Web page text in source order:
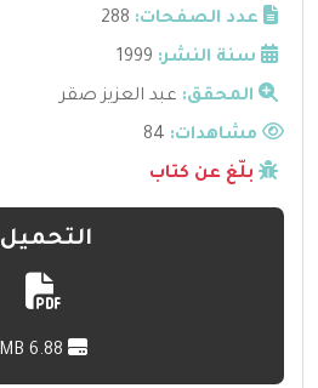
عدد الصفحات: 288
سنة النشر: 1999
المحقق: عبد العزيز صقر
مشاهدات:
بلّغ عن كتاب
التحميل